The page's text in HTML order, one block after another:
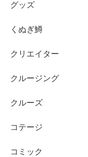
グッズ
くぬぎ鱒
クリエイター
クルージング
クルーズ
コテージ
コミック